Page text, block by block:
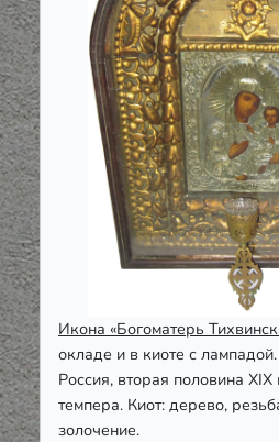
Икона «Богоматерь
окладе и в киоте с
Россия, вторая половина
темпера. Киот: дерево,
золочение.